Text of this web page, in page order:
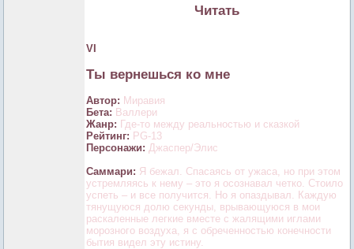
Читать
VI
Ты вернешься ко мне
Автор: Миравия
Бета: Валлери
Жанр: Где-то между реальностью и сказкой
Рейтинг: PG-13
Персонажи: Джаспер/Элис
Саммари: Я бежал. Спасаясь от ужаса, но при этом
устремляясь к нему – это я осознавал четко. Стоило
успеть – и все получится. Но я опаздывал. Каждую
тянущуюся долю секунды, врывающуюся в мои
раскаленные легкие вместе с жалящими иглами
морозного воздуха, я с обреченностью конечности
бытия видел эту истину.